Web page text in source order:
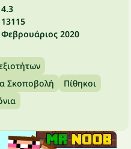
4.3
13115
Φεβρουάριος 2020
Σκοποβολή
Πίθηκοι